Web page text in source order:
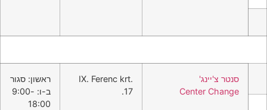
סנטר צ'יינג'
Center Change
IX. Ferenc krt.
17.
ראשון: סגור
ב-ו: 9:00-
18:00